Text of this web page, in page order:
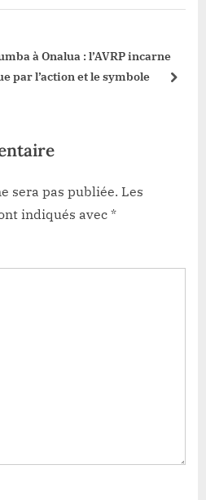
à Onalua : l’AVRP incarne
par l’action et le symbole
next
sera pas publiée. Les
indiqués avec *